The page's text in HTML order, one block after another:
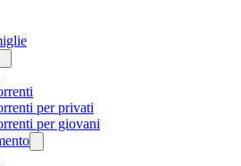
per privati
per giovani